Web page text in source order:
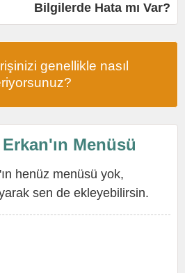
Bilgilerde Hata mı Var?
genellikle nasıl
Menüsü
henüz menüsü yok,
sen de ekleyebilirsin.